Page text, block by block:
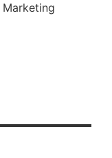
Marketing